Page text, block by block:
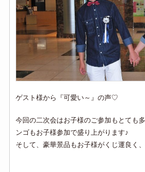
ゲスト様から『可愛い～』の声♡
今回の二次会はお子様のご参加もとても
ンゴもお子様参加で盛り上がります♪
そして、豪華景品もお子様がくじ運良く